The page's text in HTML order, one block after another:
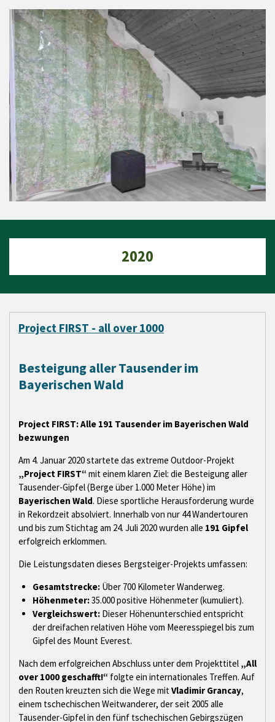
2020
Project FIRST - all over 1000
Besteigung aller Tausender im
Bayerischen Wald
Project FIRST: Alle 191 Tausender im Bayerischen Wald
bezwungen
Am 4. Januar 2020 startete das extreme Outdoor-Projekt
„Project FIRST“ mit einem klaren Ziel: die Besteigung aller
Tausender-Gipfel (Berge über 1.000 Meter Höhe) im
Bayerischen Wald. Diese sportliche Herausforderung wurde
in Rekordzeit absolviert. Innerhalb von nur 44 Wandertouren
und bis zum Stichtag am 24. Juli 2020 wurden alle 191 Gipfel
erfolgreich erklommen.
Die Leistungsdaten dieses Bergsteiger-Projekts umfassen:
Gesamtstrecke:Über 700 Kilometer Wanderweg.
Höhenmeter:35.000 positive Höhenmeter (kumuliert).
Vergleichswert:Dieser Höhenunterschied entspricht
der dreifachen relativen Höhe vom Meeresspiegel bis zum
Gipfel des Mount Everest.
Nach dem erfolgreichen Abschluss unter dem Projekttitel „All
over 1000 geschafft!“ folgte ein internationales Treffen. Auf
den Routen kreuzten sich die Wege mitVladimir Grancay,
einem tschechischen Weitwanderer, der seit 2005 alle
Tausender-Gipfel in den fünf tschechischen Gebirgszügen